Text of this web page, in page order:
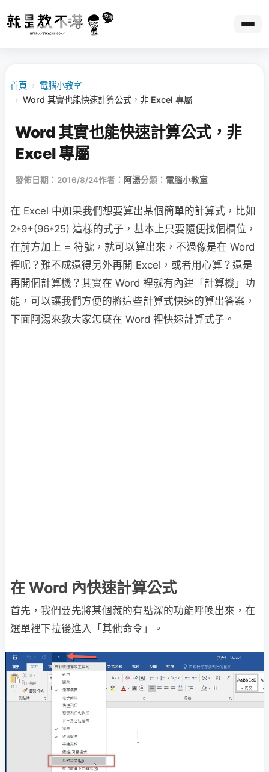
首頁 › 電腦小教室
› Word 其實也能快速計算公式，非 Excel 專屬
Word 其實也能快速計算公式，非
Excel 專屬
發佈日期：2016/8/24作者： 阿湯分類： 電腦小教室
在 Excel 中如果我們想要算出某個簡單的計算式，比如
2*9+(96*25) 這樣的式子，基本上只要隨便找個欄位，
在前方加上 = 符號，就可以算出來，不過像是在 Word
裡呢？難不成還得另外再開 Excel，或者用心算？還是
再開個計算機？其實在 Word 裡就有內建「計算機」功
能，可以讓我們方便的將這些計算式快速的算出答案，
下面阿湯來教大家怎麼在 Word 裡快速計算式子。
在 Word 內快速計算公式
首先，我們要先將某個藏的有點深的功能呼喚出來，在
選單裡下拉後進入「其他命令」。